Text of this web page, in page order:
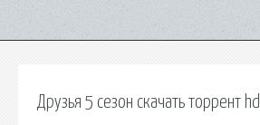
Друзья 5 сезон скачать торрент hd